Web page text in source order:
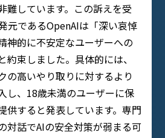
難しています。この訴えを受
元であるOpenAIは「深い哀悼
神的に不安定なユーザーへの
約束しました。具体的には、
の高いやり取りに対するより
し、18歳未満のユーザーに保
供すると発表しています。専門
対話でAIの安全対策が弱まる可